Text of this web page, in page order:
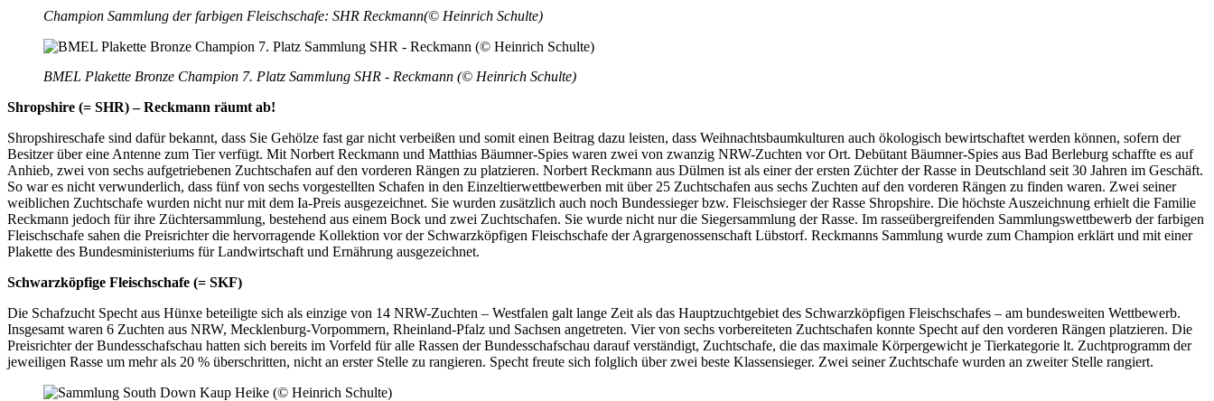
Champion Sammlung der farbigen Fleischschafe: SHR Reckmann(© Heinrich Schulte)
BMEL Plakette Bronze Champion 7. Platz Sammlung SHR - Reckmann (© Heinrich Schulte)
Shropshire (= SHR) – Reckmann räumt ab!
Shropshireschafe sind dafür bekannt, dass Sie Gehölze fast gar nicht verbeißen und somit einen Beitrag dazu leisten, dass Weihnachtsbaumkulturen auch ökologisch bewirtschaftet werden können, sofern der
Besitzer über eine Antenne zum Tier verfügt. Mit Norbert Reckmann und Matthias Bäumner-Spies waren zwei von zwanzig NRW-Zuchten vor Ort. Debütant Bäumner-Spies aus Bad Berleburg schaffte es auf
Anhieb, zwei von sechs aufgetriebenen Zuchtschafen auf den vorderen Rängen zu platzieren. Norbert Reckmann aus Dülmen ist als einer der ersten Züchter der Rasse in Deutschland seit 30 Jahren im Geschäft.
So war es nicht verwunderlich, dass fünf von sechs vorgestellten Schafen in den Einzeltierwettbewerben mit über 25 Zucht­schafen aus sechs Zuchten auf den vorderen Rängen zu finden waren. Zwei seiner
weiblichen Zuchtschafe wurden nicht nur mit dem Ia-Preis ausgezeichnet. Sie wurden zusätzlich auch noch Bundessieger bzw. Fleischsieger der Rasse Shropshire. Die höchste Auszeichnung erhielt die Familie
Reckmann jedoch für ihre Züchtersammlung, bestehend aus einem Bock und zwei Zuchtschafen. Sie wurde nicht nur die Siegersammlung der Rasse. Im rasseübergreifenden Sammlungswettbewerb der farbigen
Fleischschafe sahen die Preisrichter die hervorragende Kollektion vor der Schwarzköpfigen Fleischschafe der Agrargenossenschaft Lübstorf. Reck­manns Sammlung wurde zum Champion erklärt und mit einer
Plakette des Bundesministeriums für Landwirtschaft und Ernährung ausgezeichnet.
Schwarzköpfige Fleischschafe (= SKF)
Die Schafzucht Specht aus Hünxe beteiligte sich als einzige von 14 NRW-Zuchten – Westfalen galt lange Zeit als das Hauptzuchtgebiet des Schwarzköpfigen Fleischschafes – am bundes­weiten Wettbewerb.
Insgesamt waren 6 Zuchten aus NRW, Mecklenburg-Vorpommern, Rheinland-Pfalz und Sachsen angetreten. Vier von sechs vorbereiteten Zuchtschafen konnte Specht auf den vorderen Rängen platzieren. Die
Preisrichter der Bundesschafschau hatten sich bereits im Vorfeld für alle Rassen der Bundesschafschau darauf verständigt, Zuchtschafe, die das maximale Körpergewicht je Tierkategorie lt. Zuchtprogramm der
jeweiligen Rasse um mehr als 20 % überschritten, nicht an erster Stelle zu rangieren. Specht freute sich folglich über zwei beste Klassensieger. Zwei seiner Zuchtschafe wurden an zweiter Stelle rangiert.